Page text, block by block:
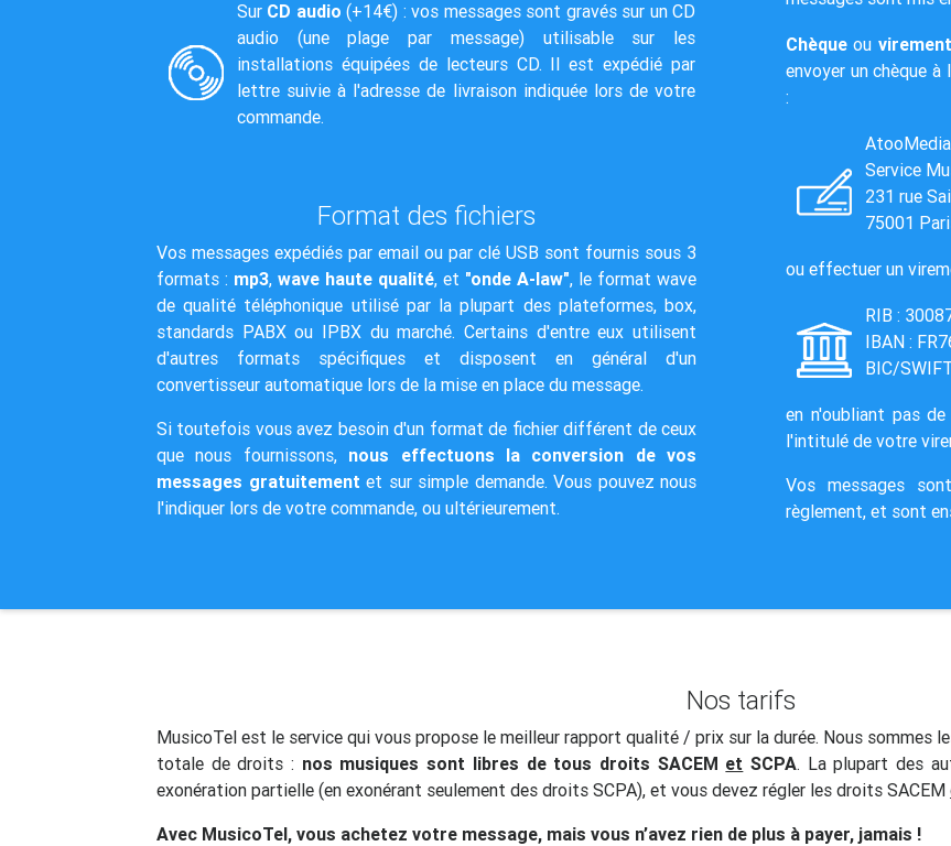
Sur CD audio (+14€) : vos messages sont gravés sur un CD
audio (une plage par message) utilisable sur les
installations équipées de lecteurs CD. Il est expédié par
lettre suivie à l'adresse de livraison indiquée lors de votre
commande.
Format des fichiers
Vos messages expédiés par email ou par clé USB sont fournis sous 3
formats : mp3, wave haute qualité, et "onde A-law", le format wave
de qualité téléphonique utilisé par la plupart des plateformes, box,
standards PABX ou IPBX du marché. Certains d'entre eux utilisent
d'autres formats spécifiques et disposent en général d'un
convertisseur automatique lors de la mise en place du message.
Si toutefois vous avez besoin d'un format de fichier différent de ceux
que nous fournissons, nous effectuons la conversion de vos
messages gratuitement et sur simple demande. Vous pouvez nous
l'indiquer lors de votre commande, ou ultérieurement.
Chèque ou virement
envoyer un chèque
:
AtooMedia
Service
231 rue
75001
ou effectuer un
RIB :
IBAN :
BIC/
en n'oubliant pas
l'intitulé de votre
Vos messages
règlement, et sont
Nos tarifs
MusicoTel est le service qui vous propose le meilleur rapport qualité / prix sur la durée. Nous sommes
totale de droits : nos musiques sont libres de tous droits SACEM et SCPA. La plupart des
exonération partielle (en exonérant seulement des droits SCPA), et vous devez régler les droits SACEM
Avec MusicoTel, vous achetez votre message, mais vous n’avez rien de plus à payer, jamais !